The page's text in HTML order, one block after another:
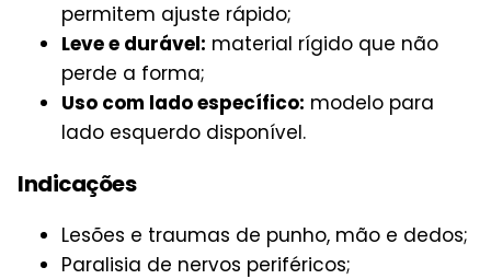
permitem ajuste rápido;
Leve e durável: material rígido que não
perde a forma;
Uso com lado específico: modelo para
lado esquerdo disponível.
Indicações
Lesões e traumas de punho, mão e dedos;
Paralisia de nervos periféricos;